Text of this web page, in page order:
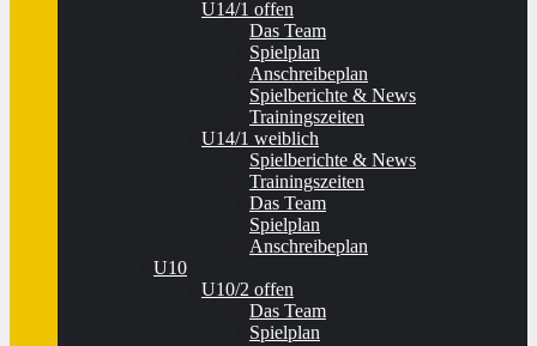
U14/1 offen
Das Team
Spielplan
Anschreibeplan
Spielberichte & News
Trainingszeiten
U14/1 weiblich
Spielberichte & News
Trainingszeiten
Das Team
Spielplan
Anschreibeplan
U10
U10/2 offen
Das Team
Spielplan